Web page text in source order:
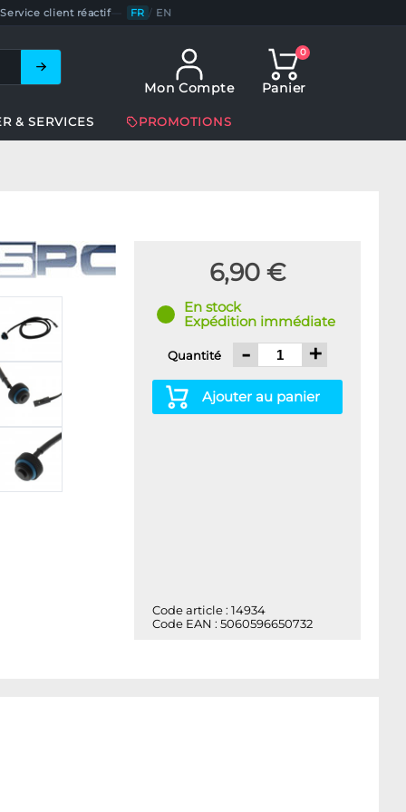
Service client réactif— FR / EN
Mon Compte
0
Panier
& SERVICES PROMOTIONS
6,90 €
En stock
Expédition immédiate
Quantité - +
Ajouter au panier
Code article : 14934
Code EAN : 5060596650732